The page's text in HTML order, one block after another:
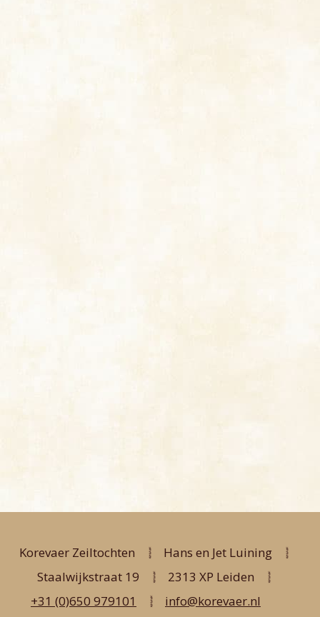
Korevaer Zeiltochten
Hans en Jet Luining
Staalwijkstraat 19
2313 XP Leiden
+31 (0)650 979101
info@korevaer.nl